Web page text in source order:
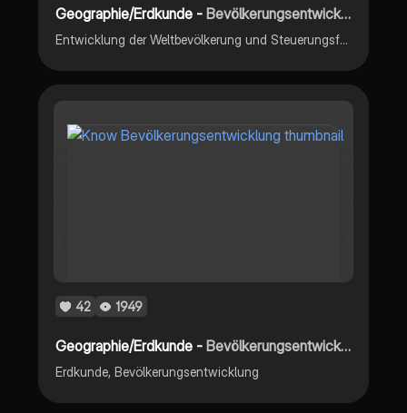
Geographie/Erdkunde -Bevölkerungsentwicklung und Migration Abitur 2025 Erdkunde
Entwicklung der Weltbevölkerung und Steuerungsfaktoren Der Demographische Übergang Der demographische Übergang im Entwicklungsländern Die ,,Wealth Flow Theorie” Bevölkerungswachstum Die demographische Alterung Migration
42 1949
Geographie/Erdkunde -Bevölkerungsentwicklung
Erdkunde, Bevölkerungsentwicklung